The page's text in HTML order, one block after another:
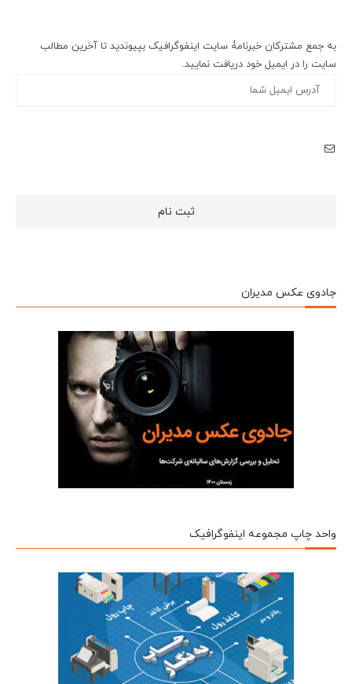
به جمع مشترکان خبرنامۀ سایت اینفوگرافیک بپیوندید تا آخرین مطالب
سایت را در ایمیل خود دریافت نمایید.
جادوی عکس مدیران
واحد چاپ مجموعه اینفوگرافیک